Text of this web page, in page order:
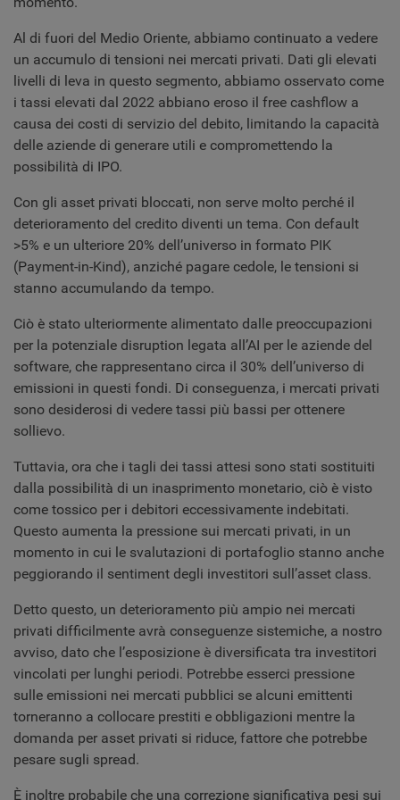
Al di fuori del Medio Oriente, abbiamo continuato a vedere
un accumulo di tensioni nei mercati privati. Dati gli elevati
livelli di leva in questo segmento, abbiamo osservato come
i tassi elevati dal 2022 abbiano eroso il free cashflow a
causa dei costi di servizio del debito, limitando la capacità
delle aziende di generare utili e compromettendo la
possibilità di IPO.
Con gli asset privati bloccati, non serve molto perché il
deterioramento del credito diventi un tema. Con default
>5% e un ulteriore 20% dell’universo in formato PIK
(Payment-in-Kind), anziché pagare cedole, le tensioni si
stanno accumulando da tempo.
Ciò è stato ulteriormente alimentato dalle preoccupazioni
per la potenziale disruption legata all’AI per le aziende del
software, che rappresentano circa il 30% dell’universo di
emissioni in questi fondi. Di conseguenza, i mercati privati
sono desiderosi di vedere tassi più bassi per ottenere
sollievo.
Tuttavia, ora che i tagli dei tassi attesi sono stati sostituiti
dalla possibilità di un inasprimento monetario, ciò è visto
come tossico per i debitori eccessivamente indebitati.
Questo aumenta la pressione sui mercati privati, in un
momento in cui le svalutazioni di portafoglio stanno anche
peggiorando il sentiment degli investitori sull’asset class.
Detto questo, un deterioramento più ampio nei mercati
privati difficilmente avrà conseguenze sistemiche, a nostro
avviso, dato che l’esposizione è diversificata tra investitori
vincolati per lunghi periodi. Potrebbe esserci pressione
sulle emissioni nei mercati pubblici se alcuni emittenti
torneranno a collocare prestiti e obbligazioni mentre la
domanda per asset privati si riduce, fattore che potrebbe
pesare sugli spread.
È inoltre probabile che una correzione significativa pesi sui